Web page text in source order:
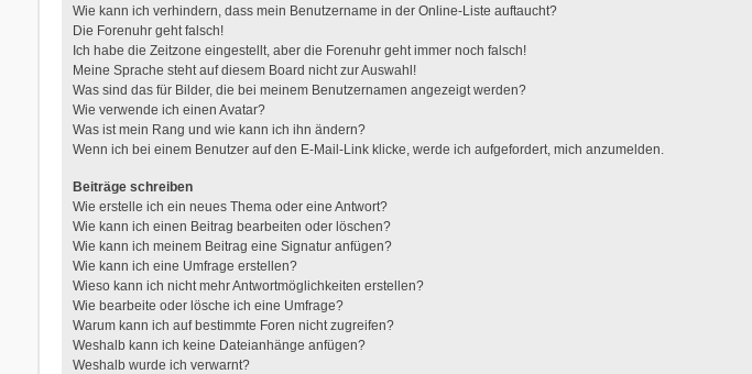
Wie kann ich verhindern, dass mein Benutzername in der Online-Liste auftaucht?
Die Forenuhr geht falsch!
Ich habe die Zeitzone eingestellt, aber die Forenuhr geht immer noch falsch!
Meine Sprache steht auf diesem Board nicht zur Auswahl!
Was sind das für Bilder, die bei meinem Benutzernamen angezeigt werden?
Wie verwende ich einen Avatar?
Was ist mein Rang und wie kann ich ihn ändern?
Wenn ich bei einem Benutzer auf den E-Mail-Link klicke, werde ich aufgefordert, mich anzumelden.
Beiträge schreiben
Wie erstelle ich ein neues Thema oder eine Antwort?
Wie kann ich einen Beitrag bearbeiten oder löschen?
Wie kann ich meinem Beitrag eine Signatur anfügen?
Wie kann ich eine Umfrage erstellen?
Wieso kann ich nicht mehr Antwortmöglichkeiten erstellen?
Wie bearbeite oder lösche ich eine Umfrage?
Warum kann ich auf bestimmte Foren nicht zugreifen?
Weshalb kann ich keine Dateianhänge anfügen?
Weshalb wurde ich verwarnt?